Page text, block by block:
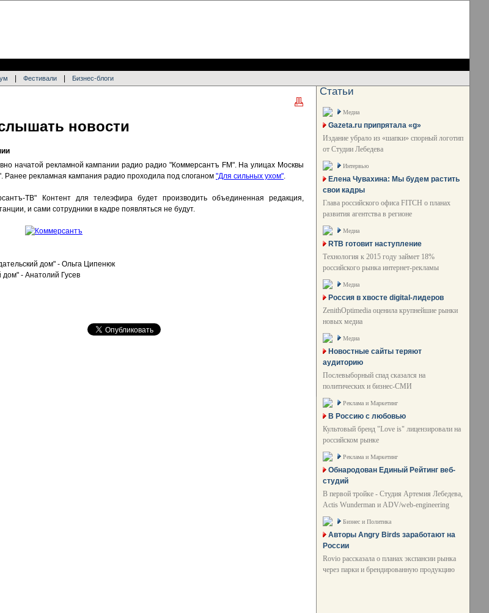
Фестивали Бизнес-блоги
новости
начатой рекламной кампании радио радио "Коммерсантъ FM". На улицах Москвы
Ранее рекламная кампания радио проходила под слоганом "Для сильных ухом".
ТВ" Контент для телеэфира будет производить объединенная редакция,
и сами сотрудники в кадре появляться не будут.
дом" - Ольга Ципенюк
- Анатолий Гусев
Статьи
Медиа
Gazeta.ru припрятала «g»
Издание убрало из «шапки» спорный логотип
от Студии Лебедева
Интервью
Елена Чувахина: Мы будем растить
свои кадры
Глава российского офиса FITCH о планах
развития агентства в регионе
Медиа
RTB готовит наступление
Технология к 2015 году займет 18%
российского рынка интернет-рекламы
Медиа
Россия в хвосте digital-лидеров
ZenithOptimedia оценила крупнейшие рынки
новых медиа
Медиа
Новостные сайты теряют
аудиторию
Послевыборный спад сказался на
политических и бизнес-СМИ
Реклама и Маркетинг
В Россию с любовью
Культовый бренд "Love is" лицензировали на
российском рынке
Реклама и Маркетинг
Обнародован Единый Рейтинг веб-
студий
В первой тройке - Студия Артемия Лебедева,
Actis Wunderman и ADV/web-engineering
Бизнес и Политика
Авторы Angry Birds заработают на
России
Rovio рассказала о планах экспансии рынка
через парки и брендированную продукцию